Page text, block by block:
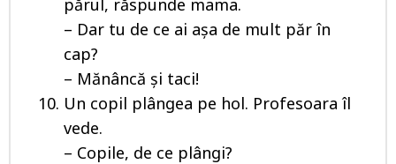
– Dar tu de ce ai aşa de mult păr în
cap?
– Mănâncă şi taci!
Un copil plângea pe hol. Profesoara îl
vede.
– Copile, de ce plângi?